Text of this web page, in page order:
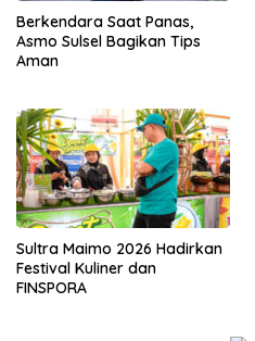
Berkendara Saat Panas,
Asmo Sulsel Bagikan Tips
Aman
Sultra Maimo 2026 Hadirkan
Festival Kuliner dan
FINSPORA